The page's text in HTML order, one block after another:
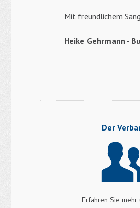
Mit freundlichem
Heike Gehrmann -
Der
Erfahren Sie mehr